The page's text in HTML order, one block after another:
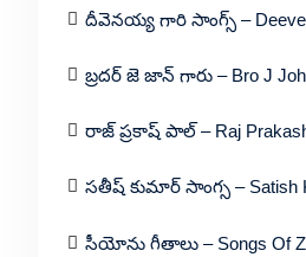
దీవెనయ్య గారి సాంగ్స్ –
బ్రదర్ జె జాన్ గారు – Bro J
రాజ్ ప్రకాష్ పాల్ – Raj
సతీష్ కుమార్ సాంగ్స – Satish
సీయోను గీతాలు – Songs Of